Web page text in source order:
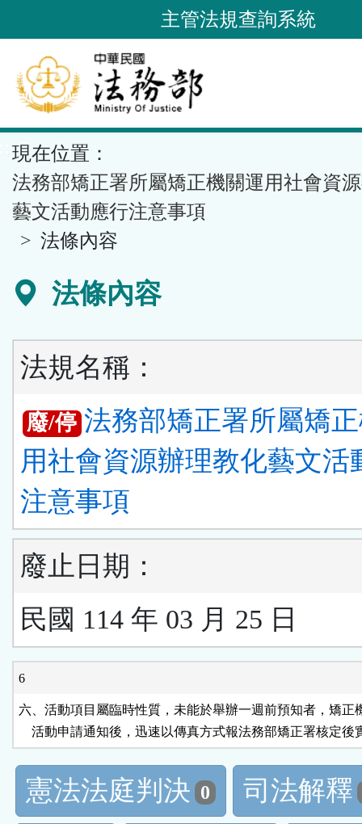
到
要
內
容
區
塊
主管法規查詢系統
現在位置：
法務部矯正署所屬矯正機關運用社會資
藝文活動應行注意事項
法條內容
法條內容
法規名稱：
廢/停 法務部矯正署所屬矯
用社會資源辦理教化藝文活
注意事項
廢止日期：
民國 114 年 03 月 25 日
6
六、活動項目屬臨時性質，未能於舉辦一週前預知者，矯正
活動申請通知後，迅速以傳真方式報法務部矯正署核定後
憲法法庭判決 0
司法解釋